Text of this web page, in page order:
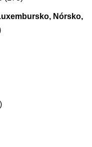
Nórsko,